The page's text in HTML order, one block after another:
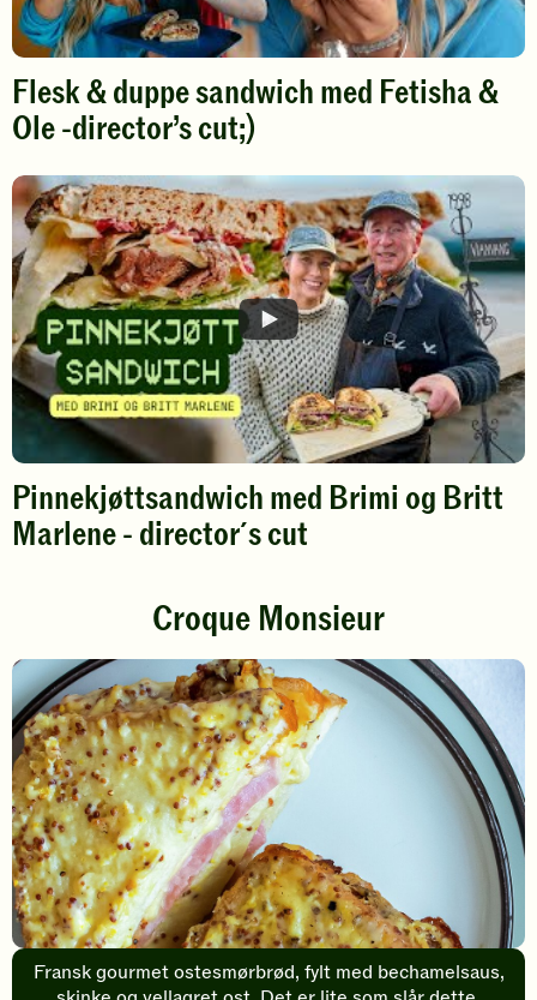
Flesk & duppe sandwich med Fetisha &
Ole -director’s cut;)
Spill
av
video
Pinnekjøttsandwich med Brimi og Britt
Marlene - director´s cut
Croque Monsieur
Fransk gourmet ostesmørbrød, fylt med bechamelsaus,